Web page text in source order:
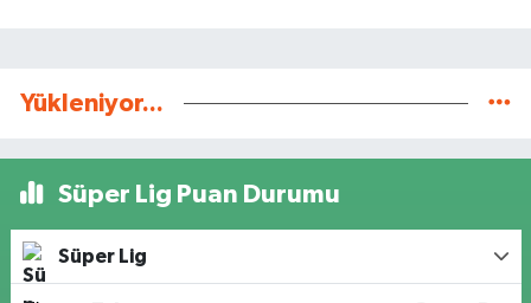
Yükleniyor...
Süper Lig Puan Durumu
Süper Lig